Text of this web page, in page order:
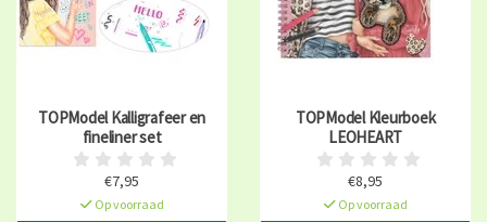
TOPModel Kalligrafeer en
fineliner set
€7,95
Op voorraad
TOPModel Kleurboek
LEOHEART
€8,95
Op voorraad